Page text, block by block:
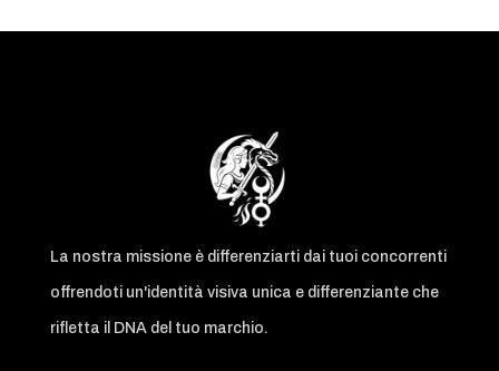
La nostra missione è differenziarti dai tuoi concorrenti
offrendoti un'identità visiva unica e differenziante che
rifletta il DNA del tuo marchio.